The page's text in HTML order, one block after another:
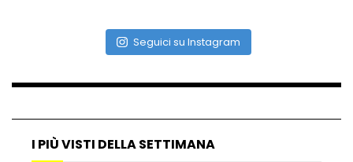
Ammiocuggino con la ruspa… finisce
Atterraggio di emergenza tra le auto:
attimi di paura
Seguici su Instagram
I PIÙ VISTI DELLA SETTIMANA